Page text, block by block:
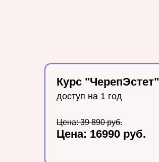
Курс "ЧерепЭстет"
Цена: 16990 руб.
доступ на 1 год
Цена: 39 890 руб.